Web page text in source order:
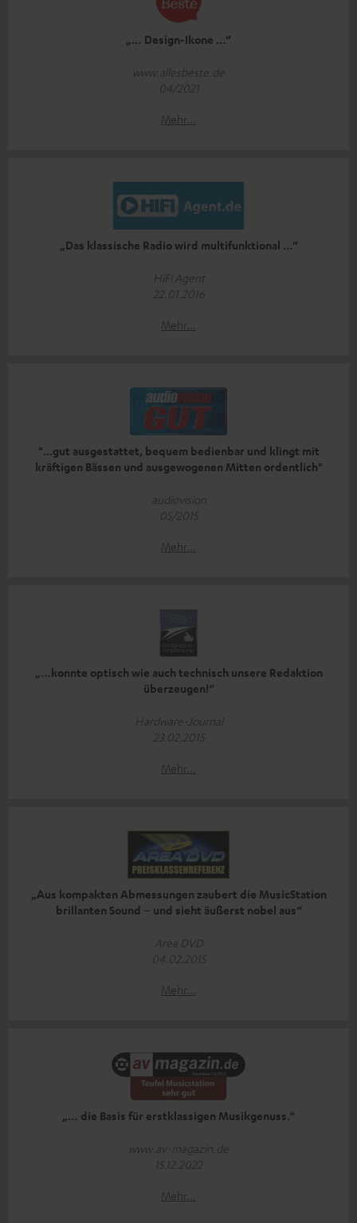
„… Design-Ikone …“
www.allesbeste.de
04/2021
Mehr...
„Das klassische Radio wird multifunktional …“
HiFi Agent
22.01.2016
Mehr...
"...gut ausgestattet, bequem bedienbar und klingt mit
kräftigen Bässen und ausgewogenen Mitten ordentlich"
audiovision
05/2015
Mehr...
„…konnte optisch wie auch technisch unsere Redaktion
überzeugen!“
Hardware-Journal
23.02.2015
Mehr...
„Aus kompakten Abmessungen zaubert die MusicStation
brillanten Sound – und sieht äußerst nobel aus“
Area DVD
04.02.2015
Mehr...
„… die Basis für erstklassigen Musikgenuss.“
www.av-magazin.de
15.12.2022
Mehr...